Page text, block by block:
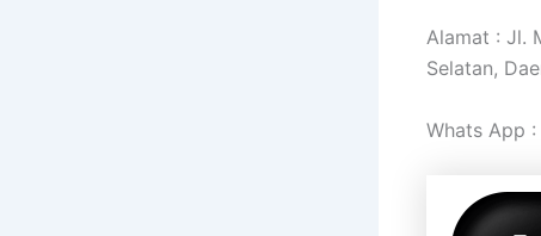
Alamat : Jl.
Selatan,
Whats App